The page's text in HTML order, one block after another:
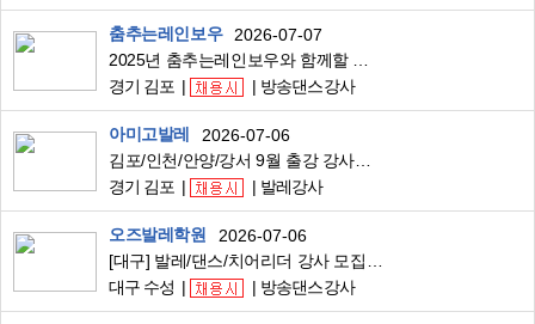
춤추는레인보우
2026-07-07
경기 김포
방송댄스강사
아미고발레
2026-07-06
경기 김포
발레강사
오즈발레학원
2026-07-06
대구 수성
방송댄스강사